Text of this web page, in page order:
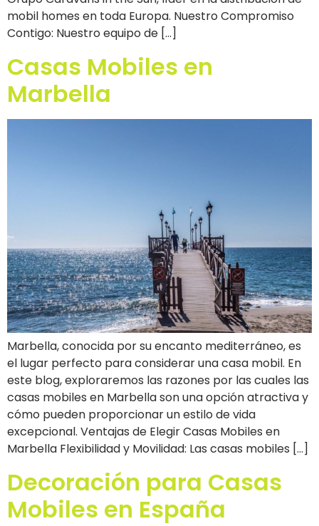
mobil homes en toda Europa. Nuestro Compromiso
Contigo: Nuestro equipo de […]
Casas Mobiles en
Marbella
Marbella, conocida por su encanto mediterráneo, es
el lugar perfecto para considerar una casa mobil. En
este blog, exploraremos las razones por las cuales las
casas mobiles en Marbella son una opción atractiva y
cómo pueden proporcionar un estilo de vida
excepcional. Ventajas de Elegir Casas Mobiles en
Marbella Flexibilidad y Movilidad: Las casas mobiles […]
Decoración para Casas
Mobiles en España